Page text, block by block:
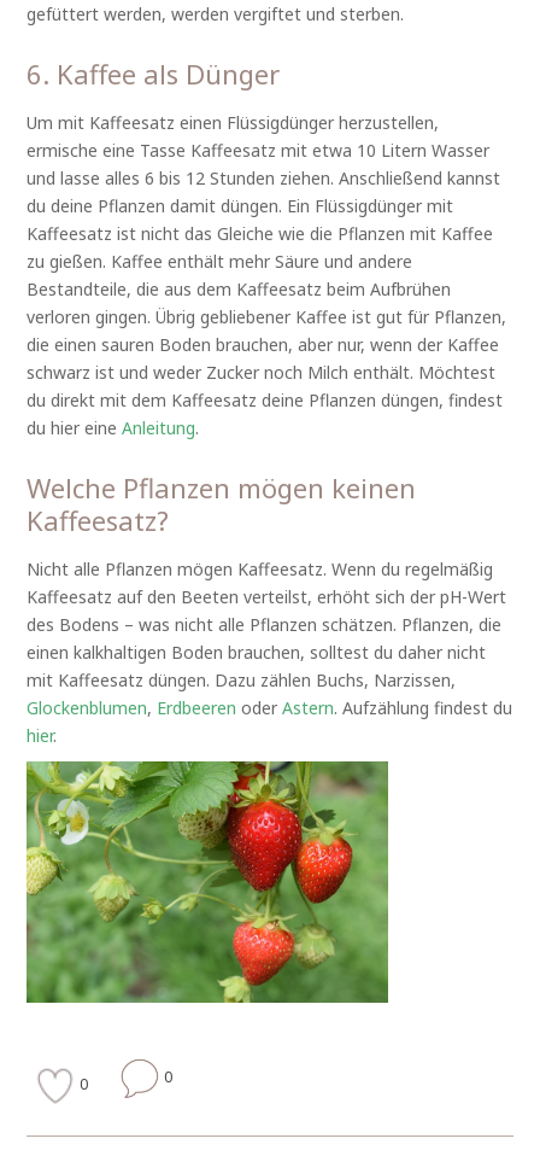
gefüttert werden, werden vergiftet und sterben.
6. Kaffee als Dünger
Um mit Kaffeesatz einen Flüssigdünger herzustellen,
ermische eine Tasse Kaffeesatz mit etwa 10 Litern Wasser
und lasse alles 6 bis 12 Stunden ziehen. Anschließend kannst
du deine Pflanzen damit düngen. Ein Flüssigdünger mit
Kaffeesatz ist nicht das Gleiche wie die Pflanzen mit Kaffee
zu gießen. Kaffee enthält mehr Säure und andere
Bestandteile, die aus dem Kaffeesatz beim Aufbrühen
verloren gingen. Übrig gebliebener Kaffee ist gut für Pflanzen,
die einen sauren Boden brauchen, aber nur, wenn der Kaffee
schwarz ist und weder Zucker noch Milch enthält. Möchtest
du direkt mit dem Kaffeesatz deine Pflanzen düngen, findest
du hier eineAnleitung.
Welche Pflanzen mögen keinen
Kaffeesatz?
Nicht alle Pflanzen mögen Kaffeesatz. Wenn du regelmäßig
Kaffeesatz auf den Beeten verteilst, erhöht sich der pH-Wert
des Bodens – was nicht alle Pflanzen schätzen. Pflanzen, die
einen kalkhaltigen Boden brauchen, solltest du daher nicht
mit Kaffeesatz düngen. Dazu zählen Buchs, Narzissen,
Glockenblumen, Erdbeeren oderAstern. Aufzählung findest du
hier.
0 0